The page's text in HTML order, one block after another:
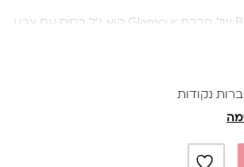
גל בסיס BASE TONE של חברת Glamour הוא ג'ל בסיס עם צבע
עם נוזל ייעודי לאיזון רמת החומציות